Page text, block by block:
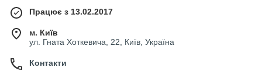
Працює з 13.02.2017
м. Київ
ул. Гната Хоткевича, 22, Київ, Україна
Контакти